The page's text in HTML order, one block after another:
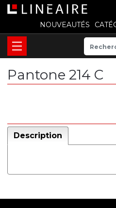
NOUVEAUTÉS
Pantone 214 C
Description